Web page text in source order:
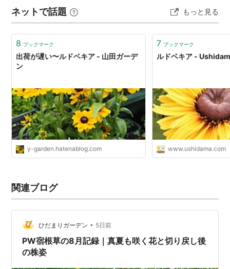
ニア部門】 ランキング参加中植物 ランキング参加中野生
動物・自然観察
ネットで話題 もっと見る
8 ブックマーク
出荷が遅い〜ルドベキア - 山田ガーデ
ン
y-garden.hatenablog.com
7 ブックマーク
ルドベキア -
www.ushidama.com
関連ブログ
ひだまりガーデン • 5日前
PW宿根草の8月記録｜真夏も咲く花と切り戻し後
の株姿